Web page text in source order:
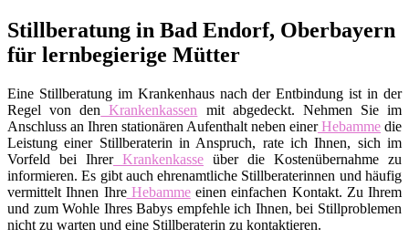
Stillberatung in Bad Endorf, Oberbayern
für lernbegierige Mütter
Eine Stillberatung im Krankenhaus nach der Entbindung ist in der
Regel von den Krankenkassen mit abgedeckt. Nehmen Sie im
Anschluss an Ihren stationären Aufenthalt neben einerHebamme die
Leistung einer Stillberaterin in Anspruch, rate ich Ihnen, sich im
Vorfeld bei IhrerKrankenkasse über die Kostenübernahme zu
informieren. Es gibt auch ehrenamtliche Stillberaterinnen und häufig
vermittelt Ihnen IhreHebammeeinen einfachen Kontakt. Zu Ihrem
und zum Wohle Ihres Babys empfehle ich Ihnen, bei Stillproblemen
nicht zu warten und eine Stillberaterin zu kontaktieren.